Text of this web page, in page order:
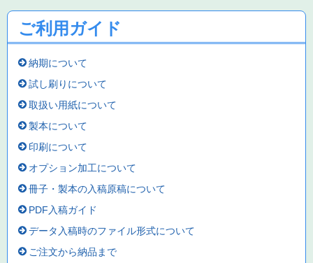
ご利用ガイド
納期について
試し刷りについて
取扱い用紙について
製本について
印刷について
オプション加工について
冊子・製本の入稿原稿について
PDF入稿ガイド
データ入稿時のファイル形式について
ご注文から納品まで